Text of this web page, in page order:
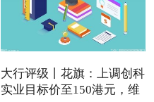
大行评级丨花旗：上调创科
实业目标价至150港元，维